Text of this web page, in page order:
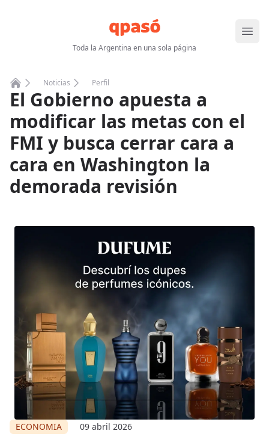
Toda la Argentina en una sola página
Abrir
Home
Noticias Perfil
El Gobierno apuesta a
modificar las metas con el
FMI y busca cerrar cara a
cara en Washington la
demorada revisión
ECONOMIA 09 abril 2026